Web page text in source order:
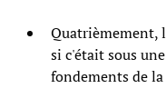
Quatrièmement,
si c'était sous
fondements de